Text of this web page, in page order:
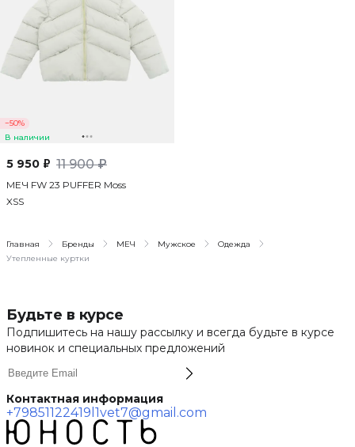
−50%
В наличии
5 950 ₽ 11 900 ₽
МЕЧ FW 23 PUFFER Moss
XSS
Главная Бренды МЕЧ Мужское
Одежда
Утепленные куртки
Будьте в курсе
Подпишитесь на нашу рассылку и всегда будьте в курсе
новинок и специальных предложений
Контактная информация
+79851122419 l1vet7@gmail.com